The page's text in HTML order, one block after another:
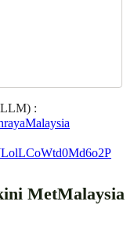
:
MetMalaysia